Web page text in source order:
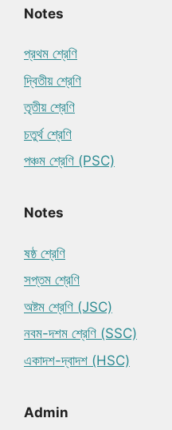
Notes
প্রথম শ্রেণি
দ্বিতীয় শ্রেণি
তৃতীয় শ্রেণি
চতুর্থ শ্রেণি
পঞ্চম শ্রেণি (PSC)
Notes
ষষ্ঠ শ্রেণি
সপ্তম শ্রেণি
অষ্টম শ্রেণি (JSC)
নবম-দশম শ্রেণি (SSC)
একাদশ-দ্বাদশ (HSC)
Admin